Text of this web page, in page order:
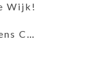
Wijk!